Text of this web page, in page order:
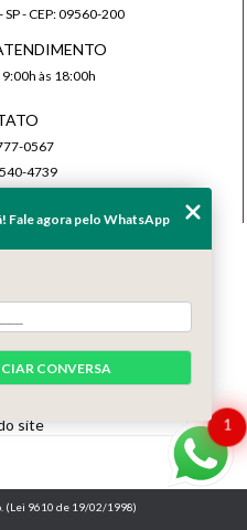
SP - CEP: 09560-200
9:00h às 18:00h
0567
4739
Somos
do site
(Lei 9610 de 19/02/1998)
1
Fale agora pelo WhatsApp
CONVERSA